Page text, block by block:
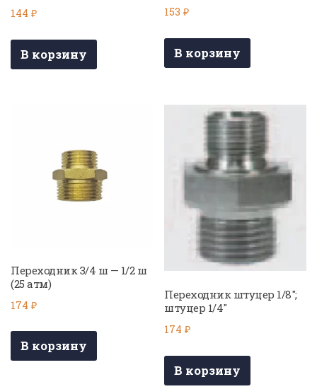
144 ₽
В корзину
153₽
В корзину
Переходник 3/4 ш — 1/2 ш
(25 атм)
174 ₽
В корзину
Переходник штуцер 1/8″;
штуцер 1/4″
174₽
В корзину